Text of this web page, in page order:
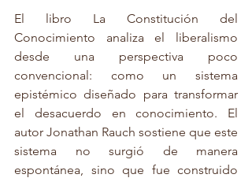
El libro La Constitución del
Conocimiento analiza el liberalismo
desde una perspectiva poco
convencional: como un sistema
epistémico diseñado para transformar
el desacuerdo en conocimiento. El
autor Jonathan Rauch sostiene que este
sistema no surgió de manera
espontánea, sino que fue construido